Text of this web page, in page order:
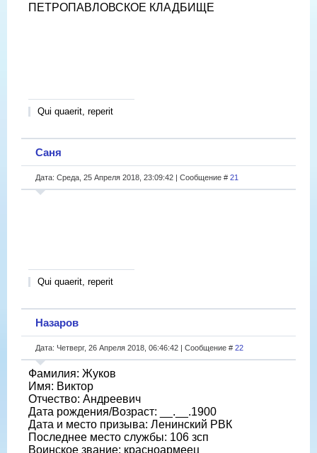
ПЕТРОПАВЛОВСКОЕ КЛАДБИЩЕ
Qui quaerit, reperit
Саня
Дата: Среда, 25 Апреля 2018, 23:09:42 | Сообщение # 21
Qui quaerit, reperit
Назаров
Дата: Четверг, 26 Апреля 2018, 06:46:42 | Сообщение # 22
Фамилия: Жуков
Имя: Виктор
Отчество: Андреевич
Дата рождения/Возраст: __.__.1900
Дата и место призыва: Ленинский РВК
Последнее место службы: 106 зсп
Воинское звание: красноармеец